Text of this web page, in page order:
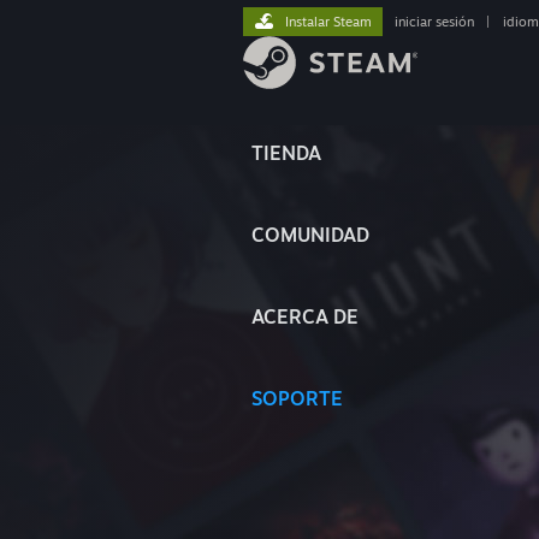
TIENDA
COMUNIDAD
ACERCA DE
SOPORTE
Instalar Steam iniciar sesión